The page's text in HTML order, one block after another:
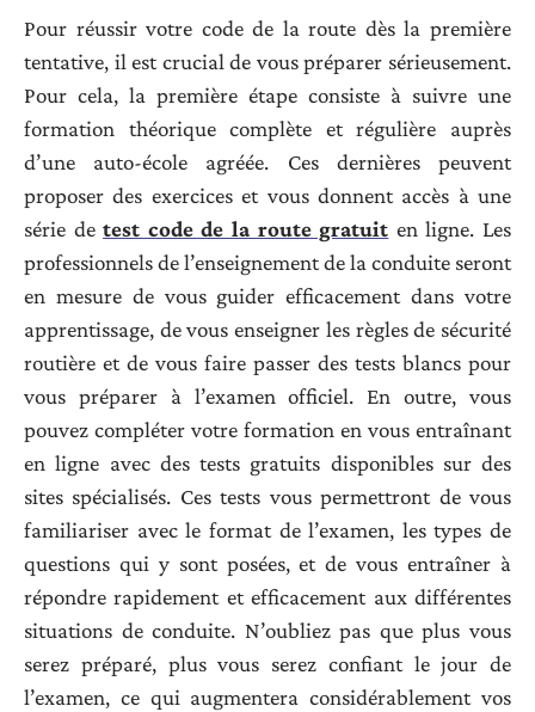
Pour réussir votre code de la route dès la première
tentative, il est crucial de vous préparer sérieusement.
Pour cela, la première étape consiste à suivre une
formation théorique complète et régulière auprès
d’une auto-école agréée. Ces dernières peuvent
proposer des exercices et vous donnent accès à une
série detest code de la route gratuit en ligne. Les
professionnels de l’enseignement de la conduite seront
en mesure de vous guider efficacement dans votre
apprentissage, de vous enseigner les règles de sécurité
routière et de vous faire passer des tests blancs pour
vous préparer à l’examen officiel. En outre, vous
pouvez compléter votre formation en vous entraînant
en ligne avec des tests gratuits disponibles sur des
sites spécialisés. Ces tests vous permettront de vous
familiariser avec le format de l’examen, les types de
questions qui y sont posées, et de vous entraîner à
répondre rapidement et efficacement aux différentes
situations de conduite. N’oubliez pas que plus vous
serez préparé, plus vous serez confiant le jour de
l’examen, ce qui augmentera considérablement vos